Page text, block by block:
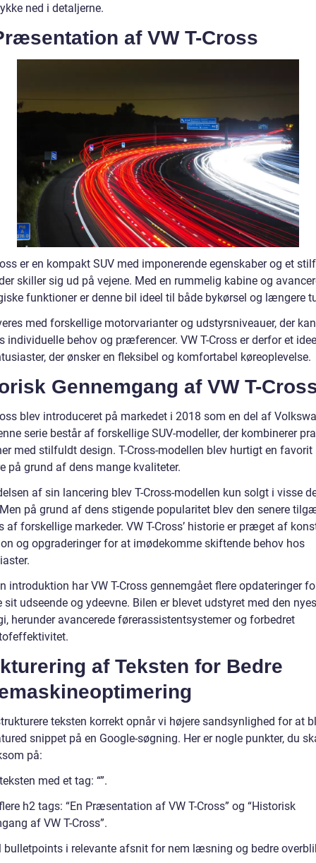
ned i detaljerne.
af VW T-Cross
er en kompakt SUV med imponerende egenskaber og et
skiller sig ud på vejene. Med en rummelig kabine og
funktioner er denne bil ideel til både bykørsel og længere
med forskellige motorvarianter og udstyrsniveauer, der kan
individuelle behov og præferencer. VW T-Cross er derfor et
der ønsker en fleksibel og komfortabel køreoplevelse.
Gennemgang af VW T-
blev introduceret på markedet i 2018 som en del af
serie består af forskellige SUV-modeller, der kombinerer
med stilfuldt design. T-Cross-modellen blev hurtigt en
på grund af dens mange kvaliteter.
af sin lancering blev T-Cross-modellen kun solgt i visse
på grund af dens stigende popularitet blev den senere
af forskellige markeder. VW T-Cross’ historie er præget af
og opgraderinger for at imødekomme skiftende behov hos
introduktion har VW T-Cross gennemgået flere opdateringer
sit udseende og ydeevne. Bilen er blevet udstyret med den
herunder avancerede førerassistentsystemer og forbedret
af Teksten for Bedre
teksten korrekt opnår vi højere sandsynlighed for at
snippet på en Google-søgning. Her er nogle punkter, du
på:
med et tag: “”.
h2 tags: “En Præsentation af VW T-Cross” og “Historisk
af VW T-Cross”.
bulletpoints i relevante afsnit for nem læsning og bedre